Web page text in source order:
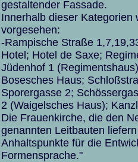
gestaltender Fassade.
Innerhalb dieser
vorgesehen:
-Rampische Straße
Hotel; Hotel de Saxe;
Jüdenhof 1
Bosesches Haus;
Sporergasse 2;
2 (Waigelsches Haus);
Die Frauenkirche, die den
genannten Leitbauten
Anhaltspunkte für die
Formensprache."